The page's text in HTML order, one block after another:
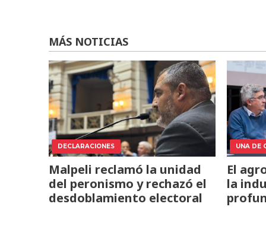
MÁS NOTICIAS
DECLARACIONES
Malpeli reclamó la unidad
del peronismo y rechazó el
desdoblamiento electoral
UNA DE
El
la